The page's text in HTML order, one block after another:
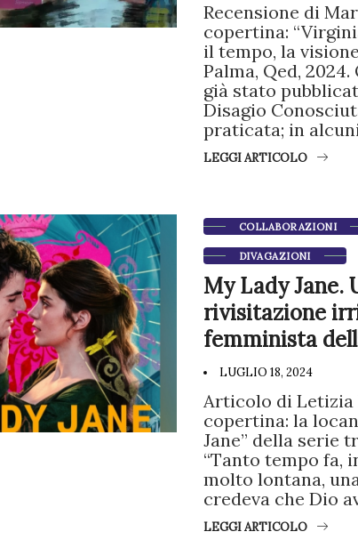
Recensione di
copertina:
il tempo, la
Palma, Qed,
già stato
Disagio
praticata; in
LEGGI ARTICOLO
COLLABORAZIONI
DIVAGAZIONI
My Lady Jane.
rivisitazione
femminista
LUGLIO 18, 2024
Articolo di Letizia
copertina: la
Jane” della serie
“Tanto tempo fa,
molto lontana,
credeva che Dio
LEGGI ARTICOLO